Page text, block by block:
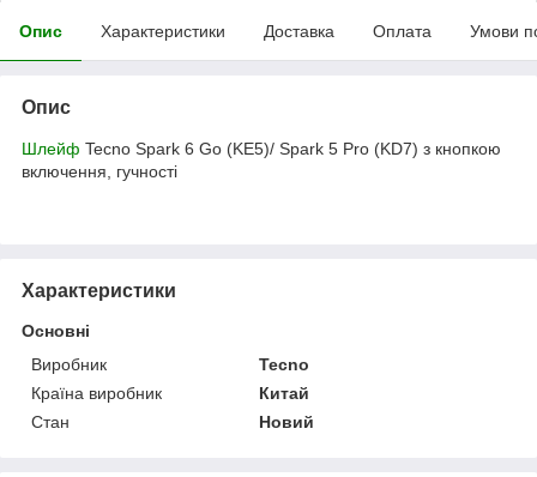
Опис Характеристики Доставка Оплата Умови
Опис
Шлейф Tecno Spark 6 Go (KE5)/ Spark 5 Pro (KD7) з кнопкою
включення, гучності
Характеристики
Основні
Виробник
Tecno
Країна виробник
Китай
Стан
Новий